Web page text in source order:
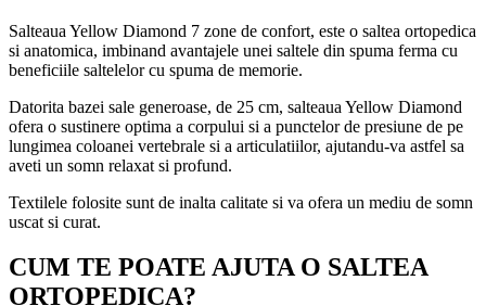
Salteaua Yellow Diamond 7 zone de confort, este o saltea ortopedica
si anatomica, imbinand avantajele unei saltele din spuma ferma cu
beneficiile saltelelor cu spuma de memorie.
Datorita bazei sale generoase, de 25 cm, salteaua Yellow Diamond
ofera o sustinere optima a corpului si a punctelor de presiune de pe
lungimea coloanei vertebrale si a articulatiilor, ajutandu-va astfel sa
aveti un somn relaxat si profund.
Textilele folosite sunt de inalta calitate si va ofera un mediu de somn
uscat si curat.
CUM TE POATE AJUTA O SALTEA
ORTOPEDICA?